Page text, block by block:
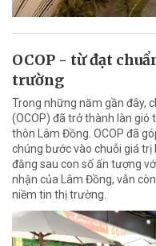
OCOP - từ đạt
trường
Trong những năm gần đây,
(OCOP) đã trở thành làn gió
thôn Lâm Đồng. OCOP đã
chúng bước vào chuỗi giá trị
đằng sau con số ấn tượng
nhận của Lâm Đồng, vẫn
niềm tin thị trường.